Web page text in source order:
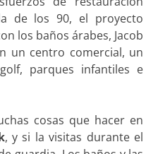
de los 90, el proyecto
los baños árabes, Jacob
un centro comercial, un
parques infantiles e
cosas que hacer en
, y si la visitas durante el